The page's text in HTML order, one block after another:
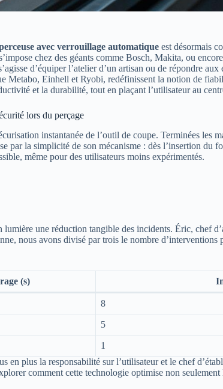
avec verrouillage automatique est désormais
chez des géants comme Bosch, Makita, ou
d’équiper l’atelier d’un artisan ou de répondre
Metabo, Einhell et Ryobi, redéfinissent la notion de
et la durabilité, tout en plaçant l’utilisateur au
lors du perçage
instantanée de l’outil de coupe. Terminées les
par la simplicité de son mécanisme : dès l’insertion
même pour des utilisateurs moins expérimentés.
une réduction tangible des incidents. Éric, chef
nous avons divisé par trois le nombre
(s)
8
5
1
en plus la responsabilité sur l’utilisateur et le chef
comment cette technologie optimise non